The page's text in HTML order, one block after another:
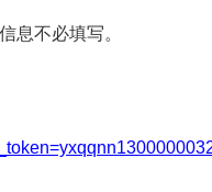
息不必填写。